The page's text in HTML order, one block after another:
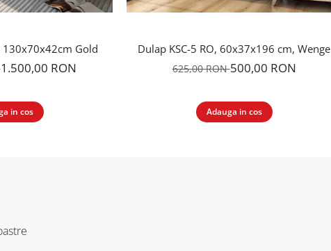
130x70x42cm Gold
1.500,00 RON
in cos
Dulap KSC-5 RO, 60x37x196 cm, Wenge
625,00 RON500,00 RON
Adauga in cos